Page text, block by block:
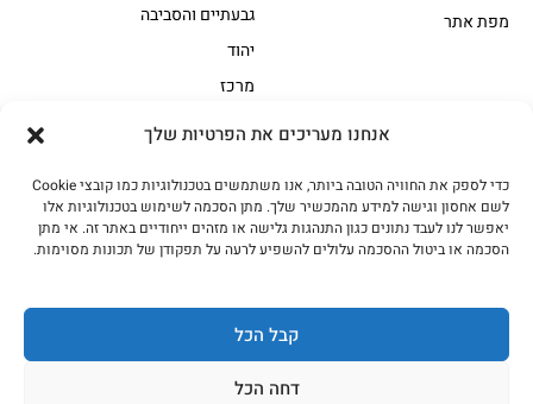
אנחנו מעריכים את הפרטיות שלך
כדי לספק את החוויה הטובה ביותר, אנו משתמשים בטכנולוגיות כמו קובצי Cookie
לשם אחסון וגישה למידע מהמכשיר שלך. מתן הסכמה לשימוש בטכנולוגיות אלו
יאפשר לנו לעבד נתונים כגון התנהגות גלישה או מזהים ייחודיים באתר זה. אי מתן
הסכמה או ביטול ההסכמה עלולים להשפיע לרעה על תפקודן של תכונות מסוימות.
קבל הכל
דחה הכל
אווז
בשר בקר משובח
בשר בקר עגלה משובח
בשר למעשנת
הודו
חלקים אחוריים
מיוחדי מסורת1
נתחי פנים
עוף
גבעתיים והסביבה
יהוד
מרכז
מפת אתר